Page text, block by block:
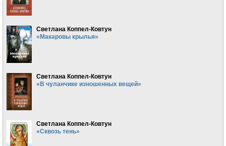
Светлана Коппел-Ковтун
«Макаровы крылья»
Светлана Коппел-Ковтун
«В чуланчике изношенных вещей»
Светлана Коппел-Ковтун
«Сквозь тень»